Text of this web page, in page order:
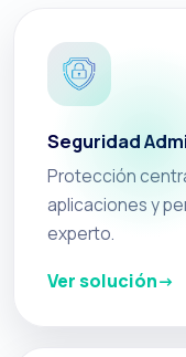
Seguridad
Protección
aplicaciones y
experto.
Ver solución